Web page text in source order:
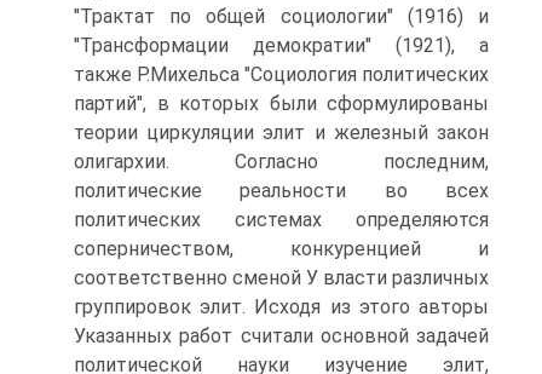
"Трактат по общей социологии" (1916) и
"Трансформации демократии" (1921), а
также Р.Михельса "Социология политических
партий", в которых были сформулированы
теории циркуляции элит и железный закон
олигархии. Согласно последним,
политические реальности во всех
политических системах определяются
соперничеством, конкуренцией и
соответственно сменой У власти различных
группировок элит. Исходя из этого авторы
Указанных работ считали основной задачей
политической науки изучение элит,